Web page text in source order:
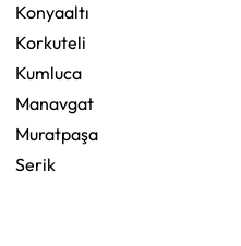
Konyaaltı
Korkuteli
Kumluca
Manavgat
Muratpaşa
Serik